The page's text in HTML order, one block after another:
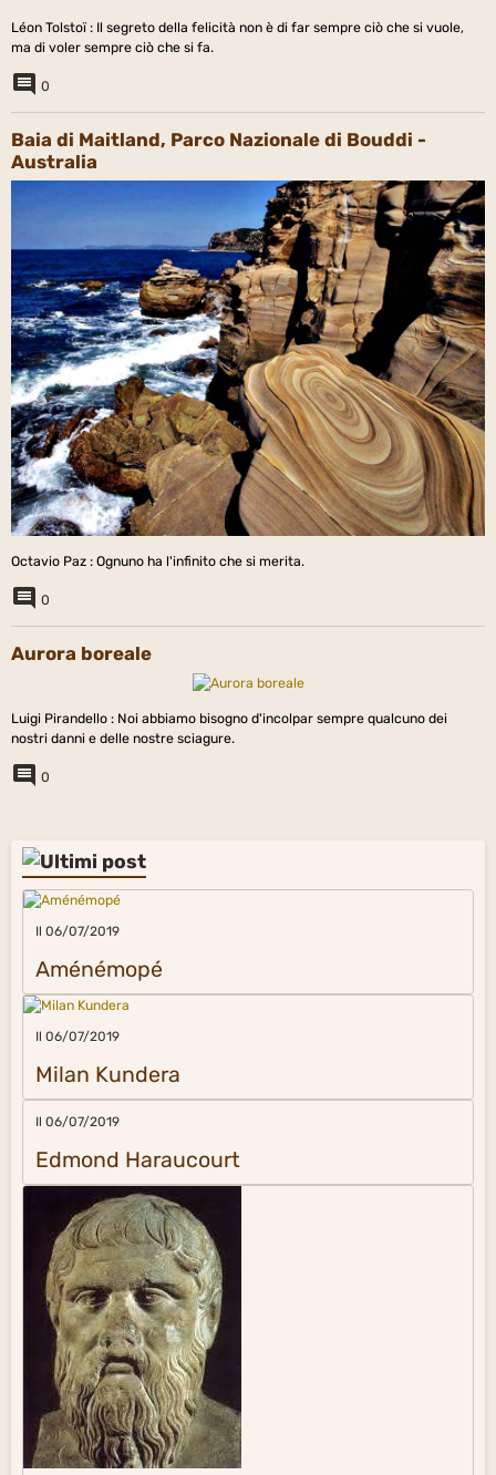
Léon Tolstoï : Il segreto della felicità non è di far sempre ciò che si vuole,
ma di voler sempre ciò che si fa.
0
Baia di Maitland, Parco Nazionale di Bouddi -
Australia
Octavio Paz : Ognuno ha l'infinito che si merita.
0
Aurora boreale
Luigi Pirandello : Noi abbiamo bisogno d'incolpar sempre qualcuno dei
nostri danni e delle nostre sciagure.
0
Il 06/07/2019
Aménémopé
Il 06/07/2019
Milan Kundera
Il 06/07/2019
Edmond Haraucourt